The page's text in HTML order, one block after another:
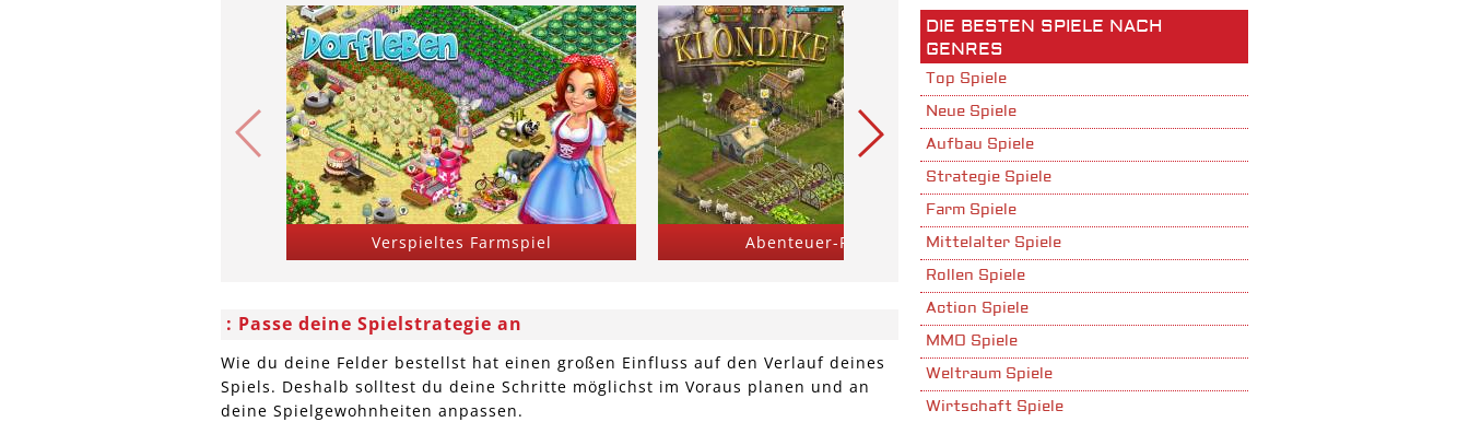
Verspieltes Farmspiel Abenteuer-Farmspiel
Passe deine Spielstrategie an
Wie du deine Felder bestellst hat einen großen Einfluss auf den Verlauf deines
Spiels. Deshalb solltest du deine Schritte möglichst im Voraus planen und an
deine Spielgewohnheiten anpassen.
DIE BESTEN SPIELE NACH
GENRES
Top Spiele
Neue Spiele
Aufbau Spiele
Strategie Spiele
Farm Spiele
Mittelalter Spiele
Rollen Spiele
Action Spiele
MMO Spiele
Weltraum Spiele
Wirtschaft Spiele